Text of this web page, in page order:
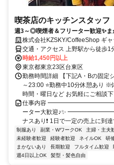
喫茶店のキッチンスタッフ
週3～◎喫煙者＆フリーター歓迎✨
株式会社KZSKY/CoffeeShop ギャ
交通・アクセス 上野駅から徒歩1
時給1,450円以上
東京都東京23区台東区
勤務時間詳細 【下記A・Bの固定
～23:00 ⭐勤務中10分休憩あり ※
時間・曜日など お気軽にご相談下
仕事内容
ーター大歓迎♪✨
ナスあり❗ 1日で一定の売上に到
制服あり 副業・WワークOK 主婦・主夫
未経験者歓迎
経験者歓迎 ネイルOK 研
まかないあり
長期歓迎 フルタイム歓迎
週4日以上OK
髪型・髪色自由